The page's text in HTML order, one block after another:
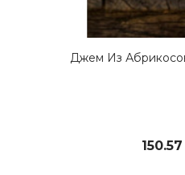
Джем Из